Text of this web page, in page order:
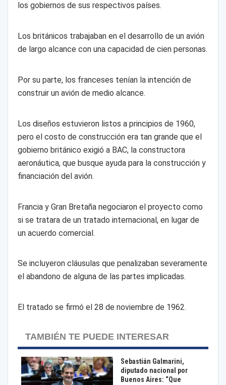
los gobiernos de sus respectivos países.
Los británicos trabajaban en el desarrollo de un avión
de largo alcance con una capacidad de cien personas.
Por su parte, los franceses tenían la intención de
construir un avión de medio alcance.
Los diseños estuvieron listos a principios de 1960,
pero el costo de construcción era tan grande que el
gobierno británico exigió a BAC, la constructora
aeronáutica, que busque ayuda para la construcción y
financiación del avión.
Francia y Gran Bretaña negociaron el proyecto como
si se tratara de un tratado internacional, en lugar de
un acuerdo comercial.
Se incluyeron cláusulas que penalizaban severamente
el abandono de alguna de las partes implicadas.
El tratado se firmó el 28 de noviembre de 1962.
TAMBIÉN TE PUEDE INTERESAR
Sebastián Galmarini,
diputado nacional por
Buenos Aires: “Que